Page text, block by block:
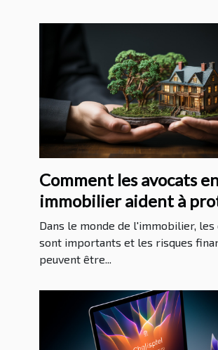
Comment les avocats
immobilier aident à
santé financière de
Dans le monde de l'immobilier, les
sont importants et les risques
peuvent être...